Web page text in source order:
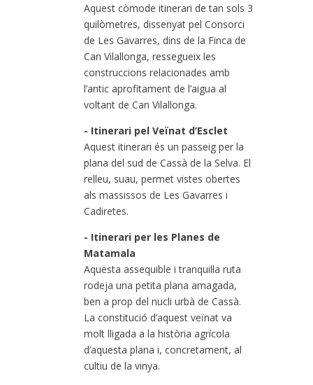
Aquest còmode itinerari de tan sols 3
quilòmetres, dissenyat pel Consorci
de Les Gavarres, dins de la Finca de
Can Vilallonga, ressegueix les
construccions relacionades amb
l’antic aprofitament de l’aigua al
voltant de Can Vilallonga.
- Itinerari pel Veïnat d’Esclet
Aquest itinerari és un passeig per la
plana del sud de Cassà de la Selva. El
relleu, suau, permet vistes obertes
als massissos de Les Gavarres i
Cadiretes.
- Itinerari per les Planes de
Matamala
Aquesta assequible i tranquil·la ruta
rodeja una petita plana amagada,
ben a prop del nucli urbà de Cassà.
La constitució d’aquest veïnat va
molt lligada a la història agrícola
d’aquesta plana i, concretament, al
cultiu de la vinya.